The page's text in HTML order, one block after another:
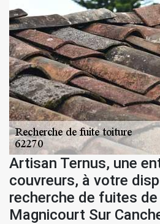
Artisan Ternus, une
couvreurs, à votre
recherche de fuites
Magnicourt Sur